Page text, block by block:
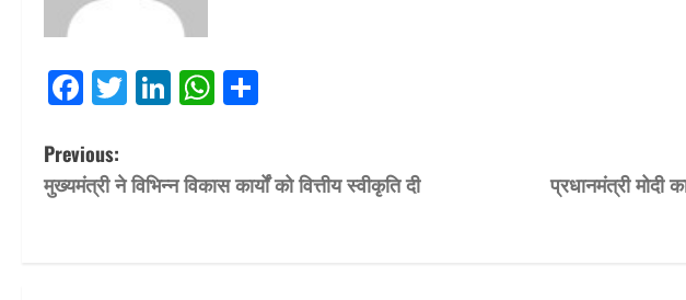
Facebook
Twitter
LinkedIn
WhatsApp
P
o
Previous:
मुख्यमंत्री ने विभिन्न विकास कार्यों को वित्तीय स्वीकृति दी
प्रधानमंत्री मोदी